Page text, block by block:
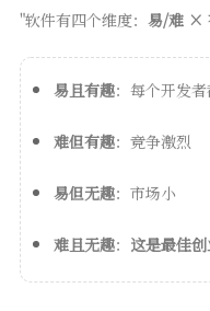
"软件有四个维度： 易/难 ×
易且有趣：每个开发
难但有趣：竞争激烈
易但无趣：市场小
难且无趣： 这是最佳